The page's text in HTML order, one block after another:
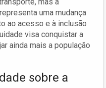
uma mudança
ao acesso e à inclusão
visa conquistar a
ainda mais a população
sobre a